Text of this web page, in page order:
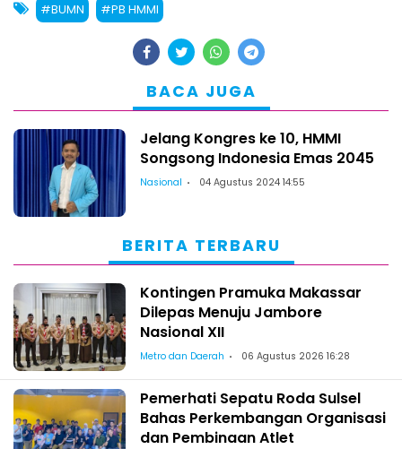
#BUMN #PB HMMI
BACA JUGA
Jelang Kongres ke 10, HMMI
Songsong Indonesia Emas 2045
Nasional 04 Agustus 2024 14:55
BERITA TERBARU
Kontingen Pramuka Makassar
Dilepas Menuju Jambore
Nasional XII
Metro dan Daerah 06 Agustus 2026 16:28
Pemerhati Sepatu Roda Sulsel
Bahas Perkembangan Organisasi
dan Pembinaan Atlet